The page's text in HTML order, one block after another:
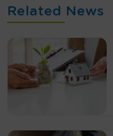
Related News